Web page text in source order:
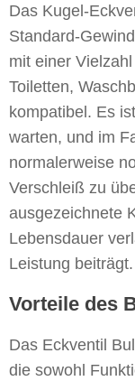
Das Kugel-
Standard-
mit einer
Toiletten,
kompatibel. Es
warten, und im
normalerweise
Verschleiß zu
ausgezeichnete
Lebensdauer
Leistung beiträgt.
Vorteile des
Das Eckventil
die sowohl